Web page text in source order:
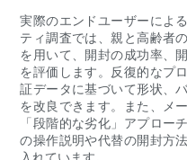
実際のエンドユーザーによ
ティ調査では、親と高齢者
を用いて、開封の成功率、
を評価します。反復的なプ
証データに基づいて形状、
を改良できます。また、メ
「段階的な劣化」アプロー
の操作説明や代替の開封方